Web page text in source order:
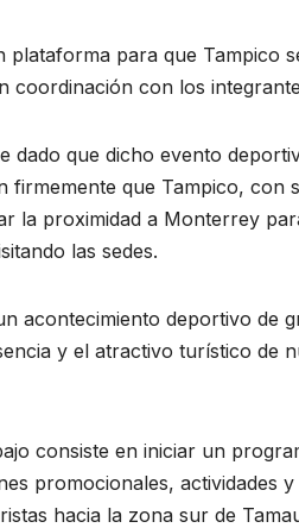
plataforma para que Tampico
coordinación con los
dado que dicho evento
firmemente que Tampico,
la proximidad a Monterrey
las sedes.
acontecimiento deportivo de
y el atractivo turístico de
consiste en iniciar un
promocionales, actividades
hacia la zona sur de